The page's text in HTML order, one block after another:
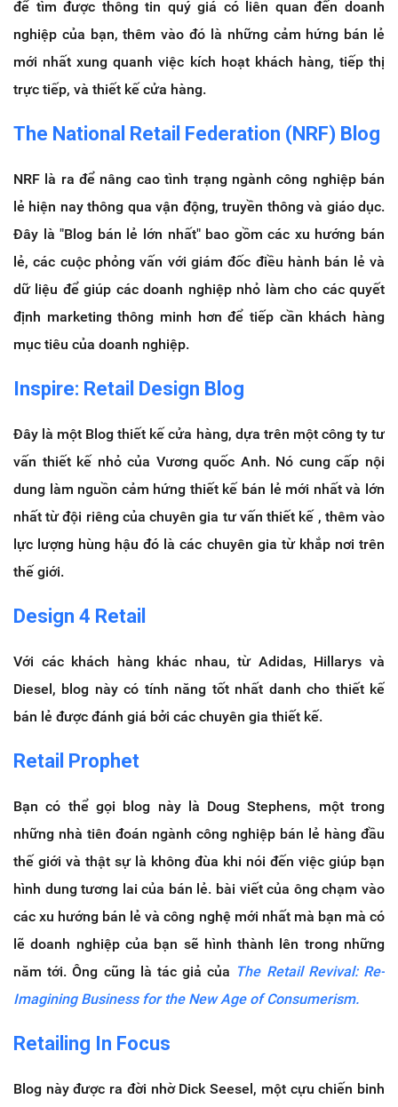
để tìm được thông tin quý giá có liên quan đến doanh
nghiệp của bạn, thêm vào đó là những cảm hứng bán lẻ
mới nhất xung quanh việc kích hoạt khách hàng, tiếp thị
trực tiếp, và thiết kế cửa hàng.
The National Retail Federation (NRF) Blog
NRF là ra để nâng cao tình trạng ngành công nghiệp bán
lẻ hiện nay thông qua vận động, truyền thông và giáo dục.
Đây là "Blog bán lẻ lớn nhất" bao gồm các xu hướng bán
lẻ, các cuộc phỏng vấn với giám đốc điều hành bán lẻ và
dữ liệu để giúp các doanh nghiệp nhỏ làm cho các quyết
định marketing thông minh hơn để tiếp cần khách hàng
mục tiêu của doanh nghiệp.
Inspire: Retail Design Blog
Đây là một Blog thiết kế cửa hàng, dựa trên một công ty tư
vấn thiết kế nhỏ của Vương quốc Anh. Nó cung cấp nội
dung làm nguồn cảm hứng thiết kế bán lẻ mới nhất và lớn
nhất từ đội riêng của chuyên gia tư vấn thiết kế , thêm vào
lực lượng hùng hậu đó là các chuyên gia từ khắp nơi trên
thế giới.
Design 4 Retail
Với các khách hàng khác nhau, từ Adidas, Hillarys và
Diesel, blog này có tính năng tốt nhất danh cho thiết kế
bán lẻ được đánh giá bởi các chuyên gia thiết kế.
Retail Prophet
Bạn có thể gọi blog này là Doug Stephens, một trong
những nhà tiên đoán ngành công nghiệp bán lẻ hàng đầu
thế giới và thật sự là không đùa khi nói đến việc giúp bạn
hình dung tương lai của bán lẻ. bài viết của ông chạm vào
các xu hướng bán lẻ và công nghệ mới nhất mà bạn mà có
lẽ doanh nghiệp của bạn sẽ hình thành lên trong những
năm tới.Ông cũng là tác giả của The Retail Revival: Re-
Imagining Business for the New Age of Consumerism.
Retailing In Focus
Blog này được ra đời nhờ Dick Seesel, một cựu chiến binh